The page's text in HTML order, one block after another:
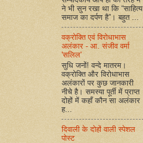
ने भी सुन रखा था कि “साहित्य
समाज का दर्पण है”। बहुत ...
वक्रोक्ति एवं विरोधाभास
अलंकार - आ. संजीव वर्मा
'सलिल'
सुधि जनों! वन्दे मातरम।
वक्रोक्ति और विरोधाभास
अलंकारों पर कुछ जानकारी
नीचे है। समस्या पूर्ती में प्राप्त
दोहों में कहाँ कौन सा अलंकार
ह...
दिवाली के दोहों वाली स्पेशल
पोस्ट